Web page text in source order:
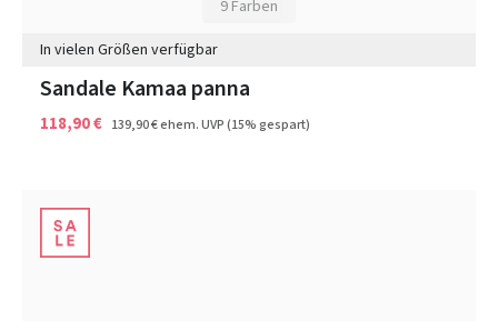
9 Farben
In vielen Größen verfügbar
Sandale Kamaa panna
118,90 € 139,90 €ehem. UVP(15% gespart)